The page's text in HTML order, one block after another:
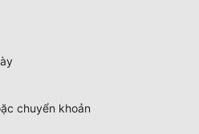
chuyển khoản